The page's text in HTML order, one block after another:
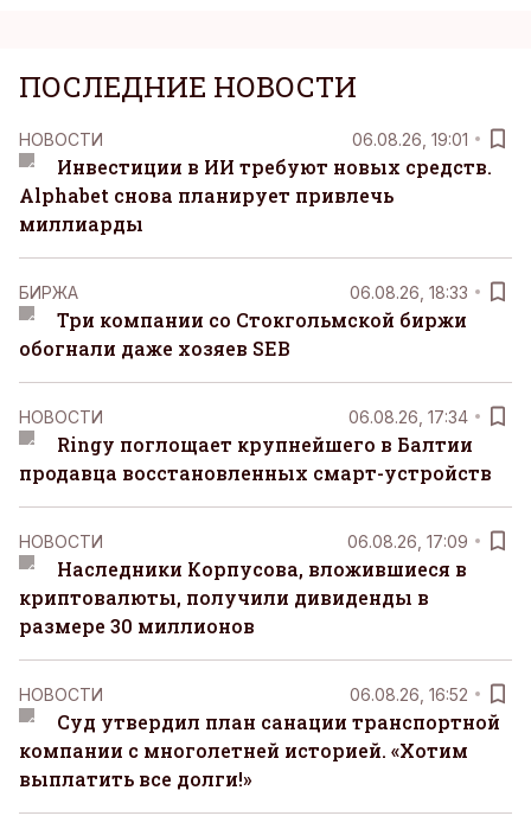
ПОСЛЕДНИЕ НОВОСТИ
НОВОСТИ 06.08.26, 19:01
Инвестиции в ИИ требуют новых средств.
Alphabet снова планирует привлечь
миллиарды
БИРЖА 06.08.26, 18:33
Три компании со Стокгольмской биржи
обогнали даже хозяев SEB
НОВОСТИ 06.08.26, 17:34
Ringy поглощает крупнейшего в Балтии
продавца восстановленных смарт-устройств
НОВОСТИ 06.08.26, 17:09
Наследники Корпусова, вложившиеся в
криптовалюты, получили дивиденды в
размере 30 миллионов
НОВОСТИ 06.08.26, 16:52
Суд утвердил план санации транспортной
компании с многолетней историей. «Хотим
выплатить все долги!»